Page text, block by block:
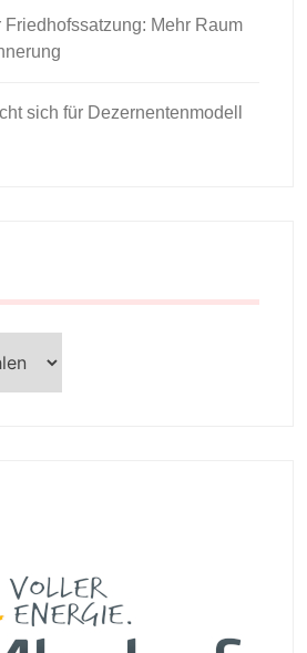
Mehr Raum
sich für Dezernentenmodell